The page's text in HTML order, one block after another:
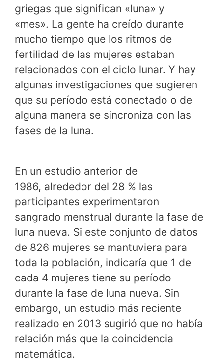
griegas que significan «luna» y
«mes». La gente ha creído durante
mucho tiempo que los ritmos de
fertilidad de las mujeres estaban
relacionados con el ciclo lunar. Y hay
algunas investigaciones que sugieren
que su período está conectado o de
alguna manera se sincroniza con las
fases de la luna.
En un estudio anterior de
1986, alrededor del 28 % las
participantes experimentaron
sangrado menstrual durante la fase de
luna nueva. Si este conjunto de datos
de 826 mujeres se mantuviera para
toda la población, indicaría que 1 de
cada 4 mujeres tiene su período
durante la fase de luna nueva. Sin
embargo, un estudio más reciente
realizado en 2013 sugirió que no había
relación más que la coincidencia
matemática.